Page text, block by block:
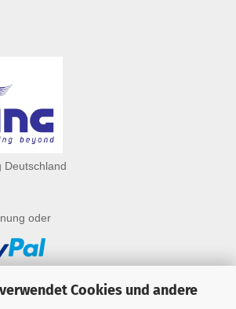
Cookies und andere
Deutschland
oder